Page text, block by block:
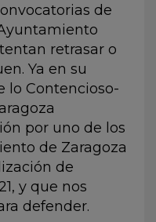
de
retrasar o
Ya en su
lo Contencioso-
por uno de los
de Zaragoza
de
y que nos
defender.